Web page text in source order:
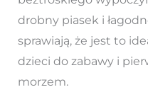
drobny piasek i
sprawiają, że jest to
dzieci do zabawy i
morzem.